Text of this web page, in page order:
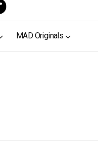
MAD Originals